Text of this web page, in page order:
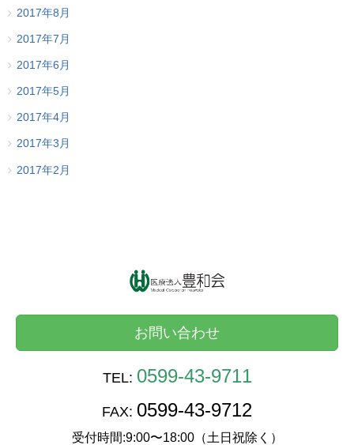
2017年8月
2017年7月
2017年6月
2017年5月
2017年4月
2017年3月
2017年2月
お問い合わせ
TEL: 0599-43-9711
FAX: 0599-43-9712
受付時間:9:00〜18:00（土日祝除く）